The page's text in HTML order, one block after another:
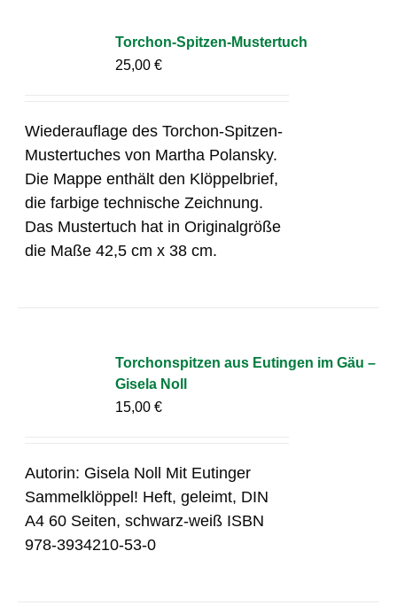
Torchon-Spitzen-Mustertuch
25,00€
Wiederauflage des Torchon-Spitzen-
Mustertuches von Martha Polansky.
Die Mappe enthält den Klöppelbrief,
die farbige technische Zeichnung.
Das Mustertuch hat in Originalgröße
die Maße 42,5 cm x 38 cm.
Torchonspitzen aus Eutingen im Gäu –
Gisela Noll
15,00€
Autorin: Gisela Noll Mit Eutinger
Sammelklöppel! Heft, geleimt, DIN
A4 60 Seiten, schwarz-weiß ISBN
978-3934210-53-0